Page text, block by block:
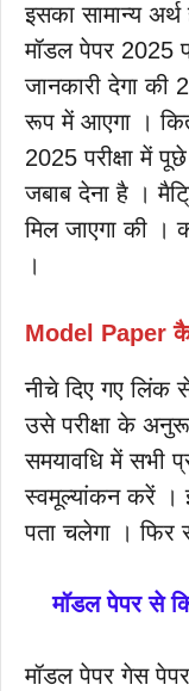
इसका सामान्य
मॉडल पेपर 2025
जानकारी देगा की
रूप में आएगा ।
2025 परीक्षा में
जबाब देना है ।
मिल जाएगा की ।
।
Model Paper
नीचे दिए गए लिंक
उसे परीक्षा के
समयावधि में सभी
स्वमूल्यांकन करें ।
पता चलेगा । फिर
मॉडल पेपर से
मॉडल पेपर गेस